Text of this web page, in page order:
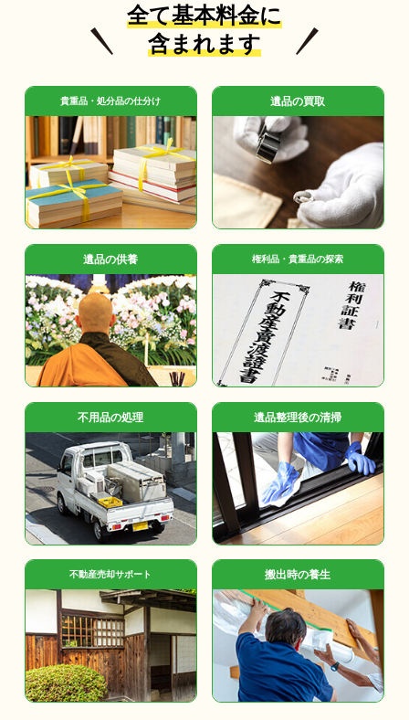
全て基本料金に
含まれます
貴重品・処分品の仕分け 遺品の買取
遺品の供養 権利品・貴重品の探索
不用品の処理 遺品整理後の清掃
不動産売却サポート 搬出時の養生